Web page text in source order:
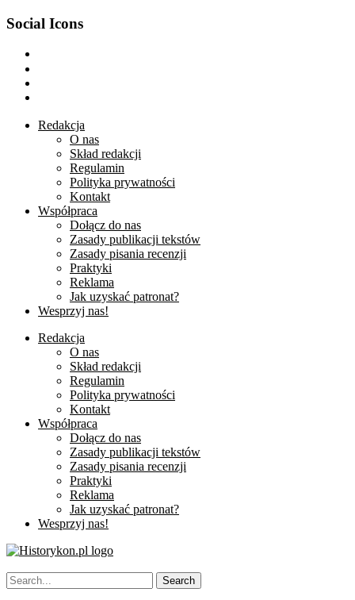
Social Icons
Redakcja
O nas
Skład redakcji
Regulamin
Polityka prywatności
Kontakt
Współpraca
Dołącz do nas
Zasady publikacji tekstów
Zasady pisania recenzji
Praktyki
Reklama
Jak uzyskać patronat?
Wesprzyj nas!
Redakcja
O nas
Skład redakcji
Regulamin
Polityka prywatności
Kontakt
Współpraca
Dołącz do nas
Zasady publikacji tekstów
Zasady pisania recenzji
Praktyki
Reklama
Jak uzyskać patronat?
Wesprzyj nas!